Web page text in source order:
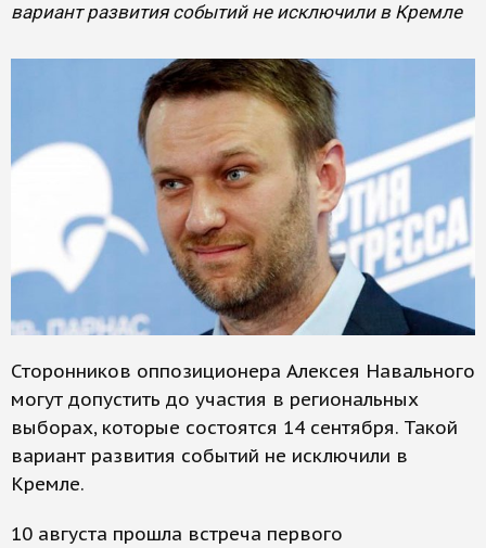
вариант развития событий не исключили в Кремле
Сторонников оппозиционера Алексея Навального
могут допустить до участия в региональных
выборах, которые состоятся 14 сентября. Такой
вариант развития событий не исключили в
Кремле.
10 августа прошла встреча первого